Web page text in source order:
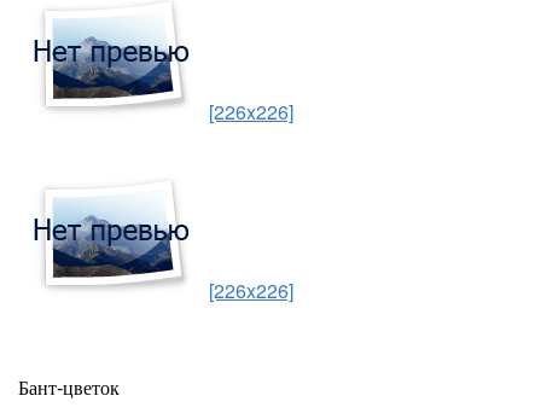
[226x226]
[226x226]
Бант-цветок